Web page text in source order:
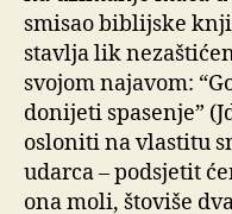
smisao biblijske
stavlja lik
svojom najavom:
donijeti spasenje”
osloniti na vlastitu
udarca – podsjetit
ona moli, štoviše